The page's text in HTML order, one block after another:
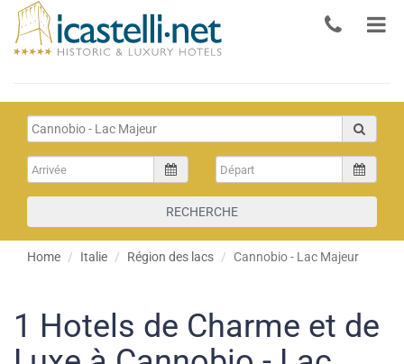
RECHERCHE
Home Italie Région des lacs Cannobio - Lac Majeur
1 Hotels de Charme et de